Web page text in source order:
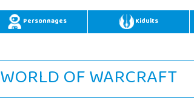
Personnages Kidults
WORLD OF WARCRAFT